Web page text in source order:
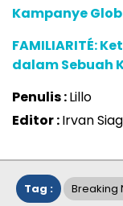
Kampanye
FAMILIARITÉ:
dalam Sebuah
Penulis :Lillo
Editor :Irvan
Tag : Breaking